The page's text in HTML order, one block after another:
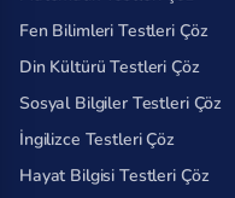
Fen Bilimleri Testleri Çöz
Din Kültürü Testleri Çöz
Sosyal Bilgiler Testleri Çöz
İngilizce Testleri Çöz
Hayat Bilgisi Testleri Çöz